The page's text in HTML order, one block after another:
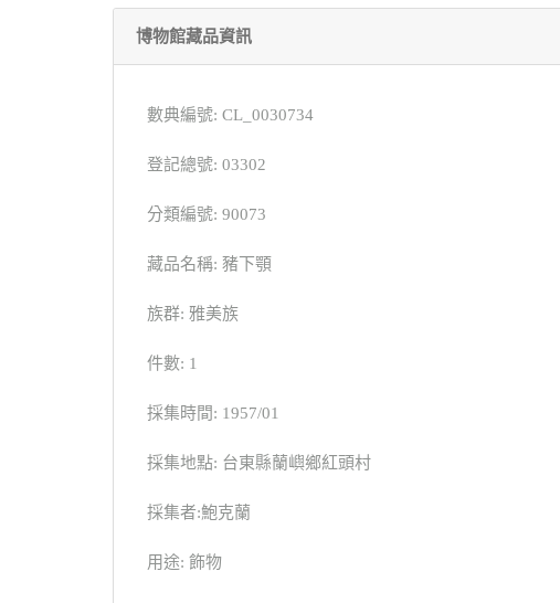
博物館藏品資訊
數典編號: CL_0030734
登記總號: 03302
分類編號: 90073
藏品名稱: 豬下顎
族群: 雅美族
件數: 1
採集時間: 1957/01
採集地點: 台東縣蘭嶼鄉紅頭村
採集者:鮑克蘭
用途: 飾物